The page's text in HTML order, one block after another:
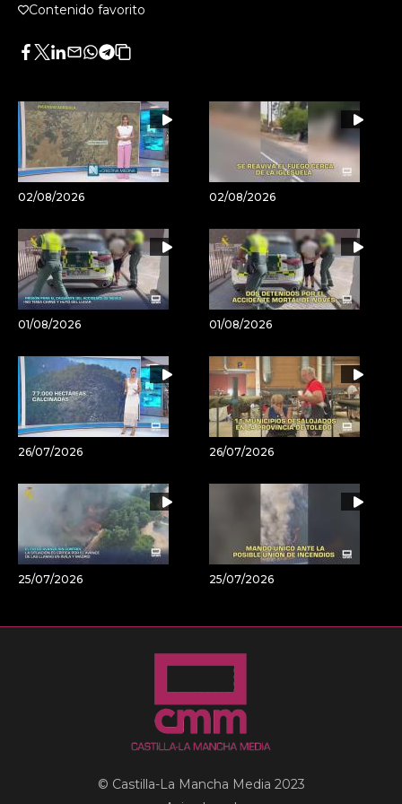
Contenido favorito
Facebook
Twitter
LinkedIn
Enviar
Whatsapp
Telegram
Copiar
artículo
02/08/2026 02/08/2026
01/08/2026 01/08/2026
26/07/2026 26/07/2026
25/07/2026 25/07/2026
© Castilla-La Mancha Media 2023